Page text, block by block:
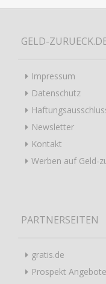
GELD-
Impressum
Datenschutz
Newsletter
Kontakt
Werben auf Geld-
PARTNERSEITEN
gratis.de
Prospekt Angebote